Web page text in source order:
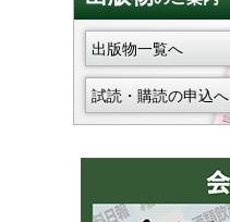
出版物一覧へ
試読・購読の申込へ